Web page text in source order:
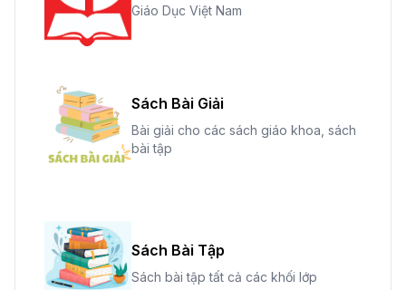
Giáo Dục Việt Nam
Sách Bài Giải
Bài giải cho các sách giáo khoa, sách
bài tập
Sách Bài Tập
Sách bài tập tất cả các khối lớp